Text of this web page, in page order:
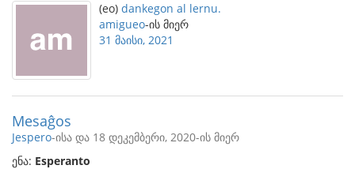
(eo) dankegon al lernu.
amigueo-ის მიერ
31 მაისი, 2021
Mesaĝos
Jespero-ისა და 18 დეკემბერი, 2020-ის მიერ
ენა: Esperanto